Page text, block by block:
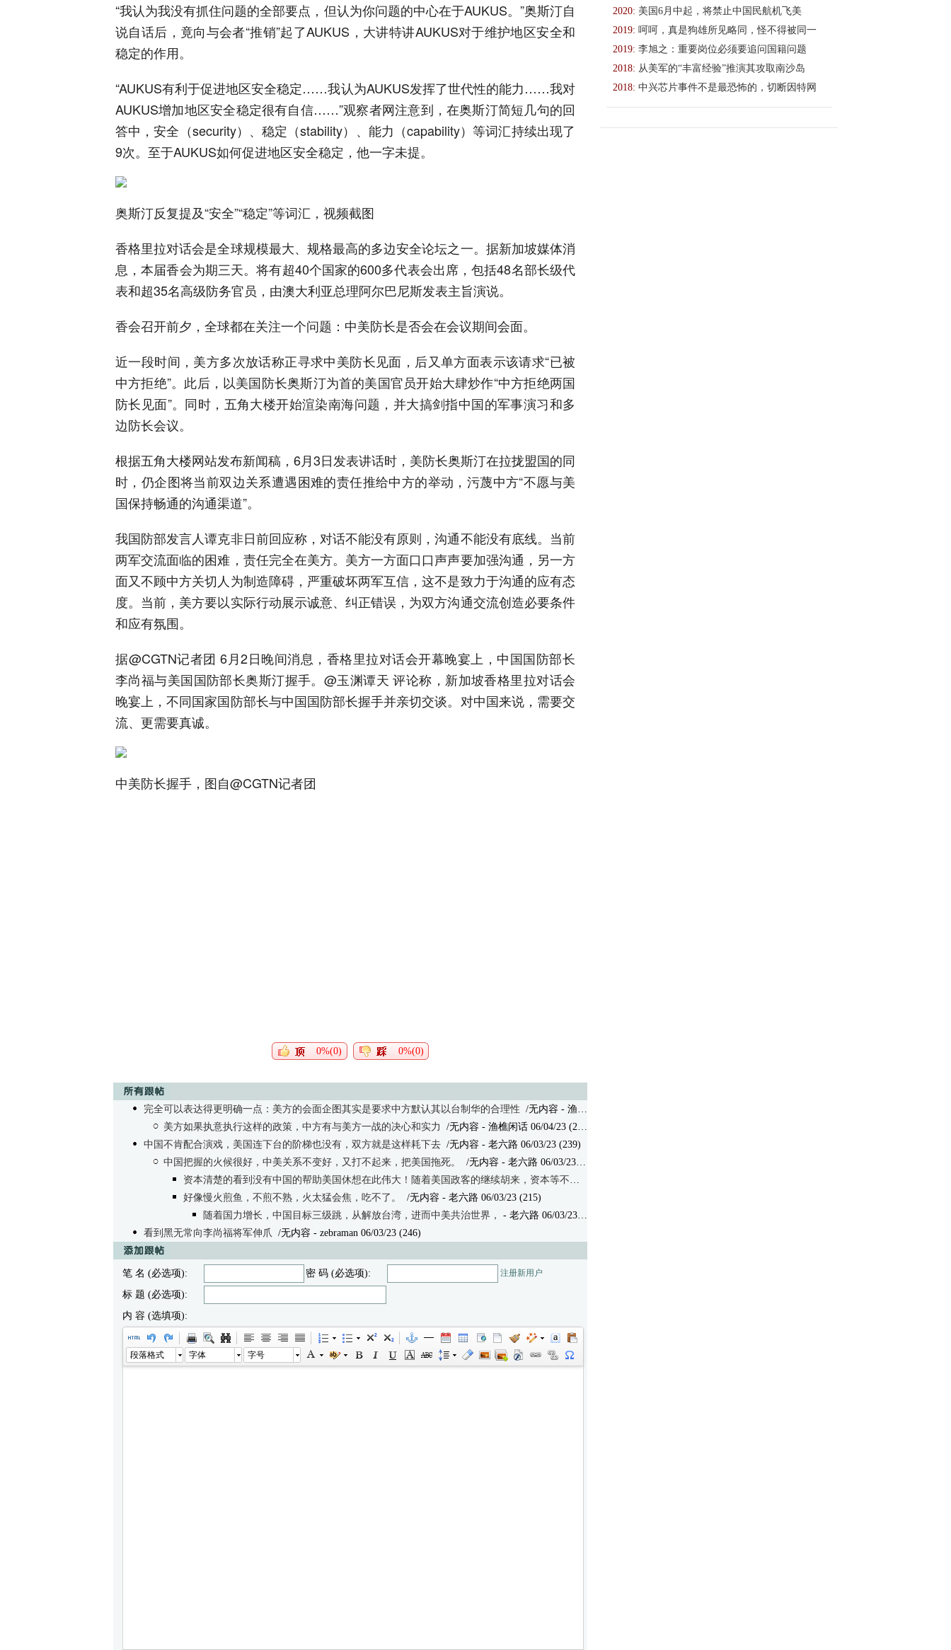
“我认为我没有抓住问题的全部要点，但认为你问题的中心在于AUKUS。”奥斯汀自
说自话后，竟向与会者“推销”起了AUKUS，大讲特讲AUKUS对于维护地区安全和
稳定的作用。
“AUKUS有利于促进地区安全稳定……我认为AUKUS发挥了世代性的能力……我对
AUKUS增加地区安全稳定很有自信……”观察者网注意到，在奥斯汀简短几句的回
答中，安全（security）、稳定（stability）、能力（capability）等词汇持续出现了
9次。至于AUKUS如何促进地区安全稳定，他一字未提。
奥斯汀反复提及“安全”“稳定”等词汇，视频截图
香格里拉对话会是全球规模最大、规格最高的多边安全论坛之一。据新加坡媒体消
息，本届香会为期三天。将有超40个国家的600多代表会出席，包括48名部长级代
表和超35名高级防务官员，由澳大利亚总理阿尔巴尼斯发表主旨演说。
香会召开前夕，全球都在关注一个问题：中美防长是否会在会议期间会面。
近一段时间，美方多次放话称正寻求中美防长见面，后又单方面表示该请求“已被
中方拒绝”。此后，以美国防长奥斯汀为首的美国官员开始大肆炒作“中方拒绝两国
防长见面”。同时，五角大楼开始渲染南海问题，并大搞剑指中国的军事演习和多
边防长会议。
根据五角大楼网站发布新闻稿，6月3日发表讲话时，美防长奥斯汀在拉拢盟国的同
时，仍企图将当前双边关系遭遇困难的责任推给中方的举动，污蔑中方“不愿与美
国保持畅通的沟通渠道”。
我国防部发言人谭克非日前回应称，对话不能没有原则，沟通不能没有底线。当前
两军交流面临的困难，责任完全在美方。美方一方面口口声声要加强沟通，另一方
面又不顾中方关切人为制造障碍，严重破坏两军互信，这不是致力于沟通的应有态
度。当前，美方要以实际行动展示诚意、纠正错误，为双方沟通交流创造必要条件
和应有氛围。
据@CGTN记者团 6月2日晚间消息，香格里拉对话会开幕晚宴上，中国国防部长
李尚福与美国国防部长奥斯汀握手。@玉渊谭天 评论称，新加坡香格里拉对话会
晚宴上，不同国家国防部长与中国国防部长握手并亲切交谈。对中国来说，需要交
流、更需要真诚。
中美防长握手，图自@CGTN记者团
0%(0) 0%(0)
完全可以表达得更明确一点：美方的会面企图其实是要求中方默认其以台制华的合理性 /无内容 - 渔樵闲话 06/04/23 (237)
美方如果执意执行这样的政策，中方有与美方一战的决心和实力
/无内容 - 渔樵闲话 06/04/23 (201)
中国不肯配合演戏，美国连下台的阶梯也没有，双方就是这样耗下去 /无内容 - 老六路 06/03/23 (239)
中国把握的火候很好，中美关系不变好，又打不起来，把美国拖死。
/无内容 - 老六路 06/03/23 (214)
资本清楚的看到没有中国的帮助美国休想在此伟大！随着美国政客的继续胡来，资本等不及了。与其耗死，不如
好像慢火煎鱼，不煎不熟，火太猛会焦，吃不了。
/无内容 - 老六路 06/03/23 (215)
随着国力增长，中国目标三级跳，从解放台湾，进而中美共治世界，
- 老六路 06/03/23 (274)
看到黑无常向李尚福将军伸爪 /无内容 - zebraman 06/03/23 (246)
笔 名 (必选项): 密 码 (必选项): 注册新用户
标 题 (必选项):
内 容 (选填项):
段落格式 字体 字号
2020: 美国6月中起，将禁止中国民航机飞美
2019: 呵呵，真是狗雄所见略同，怪不得被同一
2019: 李旭之：重要岗位必须要追问国籍问题
2018: 从美军的“丰富经验”推演其攻取南沙岛
2018: 中兴芯片事件不是最恐怖的，切断因特网